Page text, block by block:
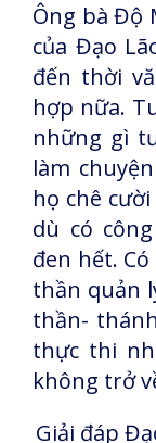
Ông bà Độ
của Đạo
đến thời
hợp nữa.
những gì
làm
họ chê
dù có
đen hết.
thần quản
thần-
thực thi
không trở
Giải đáp